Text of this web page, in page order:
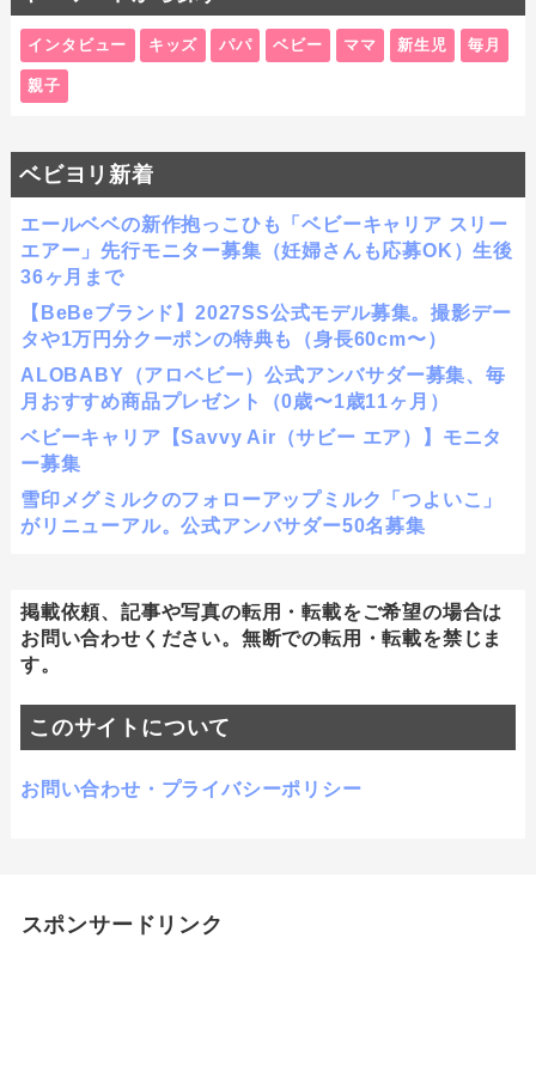
インタビュー キッズ パパ ベビー ママ 新生児 毎月
親子
ベビヨリ新着
エールベベの新作抱っこひも「ベビーキャリア スリー
エアー」先行モニター募集（妊婦さんも応募OK）生後
36ヶ月まで
【BeBeブランド】2027SS公式モデル募集。撮影デー
タや1万円分クーポンの特典も（身長60cm〜）
ALOBABY（アロベビー）公式アンバサダー募集、毎
月おすすめ商品プレゼント（0歳〜1歳11ヶ月）
ベビーキャリア【Savvy Air（サビー エア）】モニタ
ー募集
雪印メグミルクのフォローアップミルク「つよいこ」
がリニューアル。公式アンバサダー50名募集
掲載依頼、記事や写真の転用・転載をご希望の場合は
お問い合わせください。無断での転用・転載を禁じま
す。
このサイトについて
お問い合わせ・プライバシーポリシー
スポンサードリンク